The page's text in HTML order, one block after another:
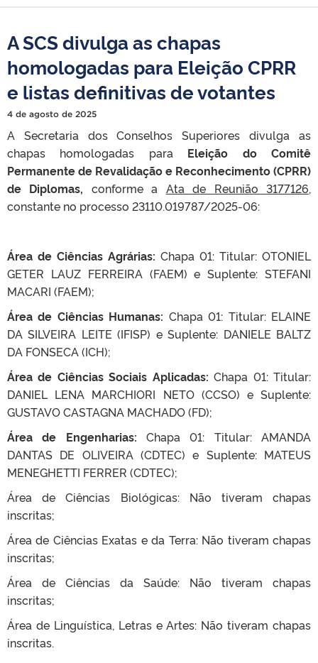
A SCS divulga as chapas
homologadas para Eleição CPRR
e listas definitivas de votantes
4 de agosto de 2025
A Secretaria dos Conselhos Superiores divulga as
chapas homologadas para Eleição do Comitê
Permanente de Revalidação e Reconhecimento (CPRR)
de Diplomas, conforme a Ata de Reunião 3177126,
constante no processo 23110.019787/2025-06:
Área de Ciências Agrárias: Chapa 01: Titular: OTONIEL
GETER LAUZ FERREIRA (FAEM) e Suplente: STEFANI
MACARI (FAEM);
Área de Ciências Humanas: Chapa 01: Titular: ELAINE
DA SILVEIRA LEITE (IFISP) e Suplente: DANIELE BALTZ
DA FONSECA (ICH);
Área de Ciências Sociais Aplicadas: Chapa 01: Titular:
DANIEL LENA MARCHIORI NETO (CCSO) e Suplente:
GUSTAVO CASTAGNA MACHADO (FD);
Área de Engenharias: Chapa 01: Titular: AMANDA
DANTAS DE OLIVEIRA (CDTEC) e Suplente: MATEUS
MENEGHETTI FERRER (CDTEC);
Área de Ciências Biológicas: Não tiveram chapas
inscritas;
Área de Ciências Exatas e da Terra: Não tiveram chapas
inscritas;
Área de Ciências da Saúde: Não tiveram chapas
inscritas;
Área de Linguística, Letras e Artes: Não tiveram chapas
inscritas.